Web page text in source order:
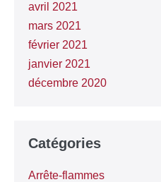
avril 2021
mars 2021
février 2021
janvier 2021
décembre 2020
Catégories
Arrête-flammes